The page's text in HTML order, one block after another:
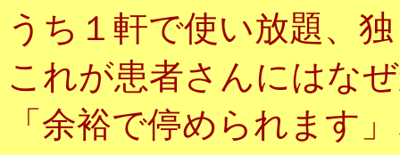
うち１軒で使い放題、
これが患者さんにはな
「余裕で停められます